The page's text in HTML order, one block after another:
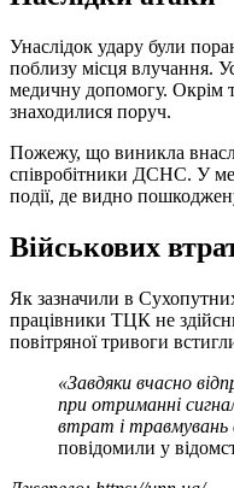
Унаслідок удару були
поблизу місця влучання.
медичну допомогу. Окрім
знаходилися поруч.
Пожежу, що виникла
співробітники ДСНС. У
події, де видно
Військових
Як зазначили в
працівники ТЦК не
повітряної тривоги
«Завдяки вчасно
при отриманні
втрат і травмувань
повідомили у